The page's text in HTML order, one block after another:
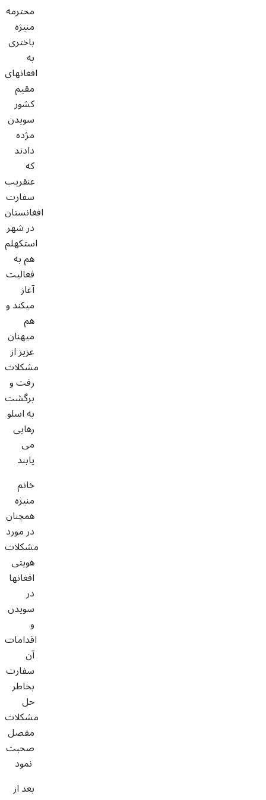
محترمه
منیژه
باختری
به
افغانهای
مقیم
کشور
سویدن
مژده
دادند
که
عنقریب
سفارت
افغانستان
در شهر
استکهلم
هم به
فعالیت
آغاز
میکند و
هم
میهنان
عزیز از
مشکلات
رفت و
برگشت
به اسلو
رهایی
می
یابند
خانم
منیژه
همچنان
در مورد
مشکلات
هویتی
افغانها
در
سویدن
و
اقدامات
آن
سفارت
بخاطر
حل
مشکلات
مفصل
صحبت
نمود
بعد از